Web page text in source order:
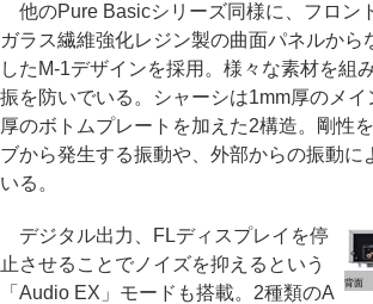
他のPure Basicシリーズ同様に、フロン
ガラス繊維強化レジン製の曲面パネルから
したM-1デザインを採用。様々な素材を組
振を防いでいる。シャーシは1mm厚のメ
厚のボトムプレートを加えた2構造。剛性
ブから発生する振動や、外部からの振動に
いる。
背面
デジタル出力、FLディスプレイを停
止させることでノイズを抑えるという
「Audio EX」モードも搭載。2種類のA